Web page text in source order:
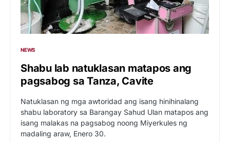
NEWS
Shabu lab natuklasan matapos ang
pagsabog sa Tanza, Cavite
Natuklasan ng mga awtoridad ang isang hinihinalang
shabu laboratory sa Barangay Sahud Ulan matapos ang
isang malakas na pagsabog noong Miyerkules ng
madaling araw, Enero 30.